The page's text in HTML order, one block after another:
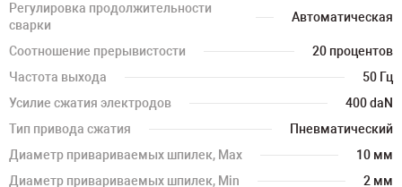
Регулировка продолжительности
сварки
Автоматическая
Соотношение прерывистости
20 процентов
Частота выхода
50 Гц
Усилие сжатия электродов
400 daN
Тип привода сжатия
Пневматический
Диаметр привариваемых шпилек, Max
10 мм
Диаметр привариваемых шпилек, Min
2 мм